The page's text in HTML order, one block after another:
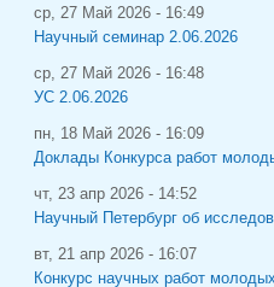
ср, 27 Май 2026 - 16:49
Научный семинар 2.06.2026
ср, 27 Май 2026 - 16:48
УС 2.06.2026
пн, 18 Май 2026 - 16:09
Доклады Конкурса работ
чт, 23 апр 2026 - 14:52
Научный Петербург об
вт, 21 апр 2026 - 16:07
Конкурс научных работ